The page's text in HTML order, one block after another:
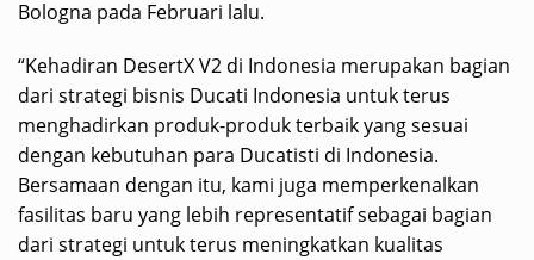
Bologna pada Februari lalu.
“Kehadiran DesertX V2 di Indonesia merupakan bagian
dari strategi bisnis Ducati Indonesia untuk terus
menghadirkan produk-produk terbaik yang sesuai
dengan kebutuhan para Ducatisti di Indonesia.
Bersamaan dengan itu, kami juga memperkenalkan
fasilitas baru yang lebih representatif sebagai bagian
dari strategi untuk terus meningkatkan kualitas